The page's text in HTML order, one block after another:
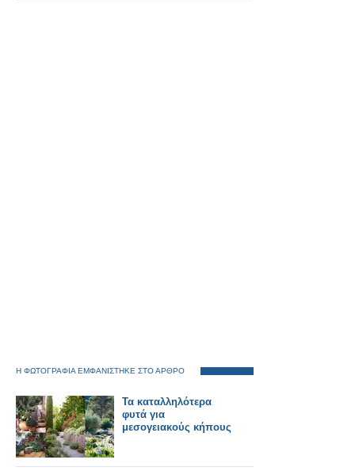
Η ΦΩΤΟΓΡΑΦΙΑ ΕΜΦΑΝΙΣΤΗΚΕ ΣΤΟ ΑΡΘΡΟ
Τα καταλληλότερα
φυτά για
μεσογειακούς κήπους